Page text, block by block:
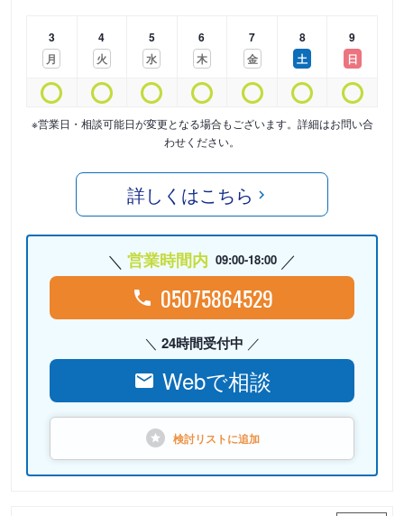
3
月
4
火
5
水
6
木
7
金
8
土
9
日
※営業日・相談可能日が変更となる場合もございます。詳細はお問い合
わせください。
詳しくはこちら
営業時間内 09:00-18:00
05075864529
24時間受付中
Webで相談
検討リストに追加